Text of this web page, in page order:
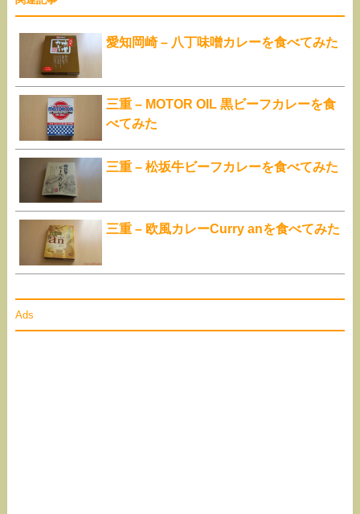
愛知岡崎 – 八丁味噌カレーを食べてみた
三重 – MOTOR OIL 黒ビーフカレーを食
べてみた
三重 – 松坂牛ビーフカレーを食べてみた
三重 – 欧風カレーCurry anを食べてみた
Ads